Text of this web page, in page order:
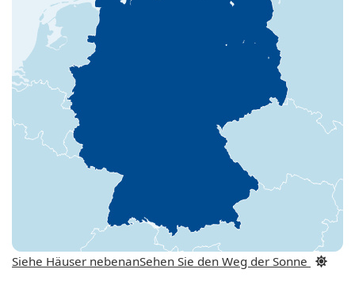
Siehe Häuser nebenanSehen Sie den Weg der Sonne